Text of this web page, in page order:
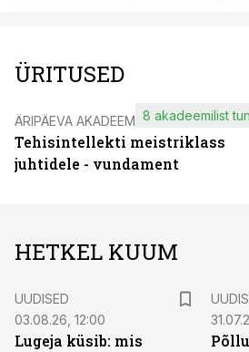
ÜRITUSED
ÄRIPÄEVA AKADEEMIA
Tehisintellekti meistriklass
juhtidele - vundament
8 akadeemilist
HETKEL KUUM
UUDISED
03.08.26, 12:00
Lugeja küsib: mis